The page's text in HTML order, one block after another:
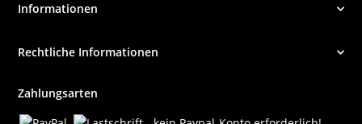
Informationen
Rechtliche Informationen
Zahlungsarten